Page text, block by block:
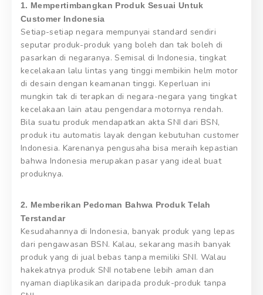
1. Mempertimbangkan Produk Sesuai Untuk
Customer Indonesia
Setiap-setiap negara mempunyai standard sendiri
seputar produk-produk yang boleh dan tak boleh di
pasarkan di negaranya. Semisal di Indonesia, tingkat
kecelakaan lalu lintas yang tinggi membikin helm motor
di desain dengan keamanan tinggi. Keperluan ini
mungkin tak di terapkan di negara-negara yang tingkat
kecelakaan lain atau pengendara motornya rendah.
Bila suatu produk mendapatkan akta SNI dari BSN,
produk itu automatis layak dengan kebutuhan customer
Indonesia. Karenanya pengusaha bisa meraih kepastian
bahwa Indonesia merupakan pasar yang ideal buat
produknya.
2. Memberikan Pedoman Bahwa Produk Telah
Terstandar
Kesudahannya di Indonesia, banyak produk yang lepas
dari pengawasan BSN. Kalau, sekarang masih banyak
produk yang di jual bebas tanpa memiliki SNI. Walau
hakekatnya produk SNI notabene lebih aman dan
nyaman diaplikasikan daripada produk-produk tanpa